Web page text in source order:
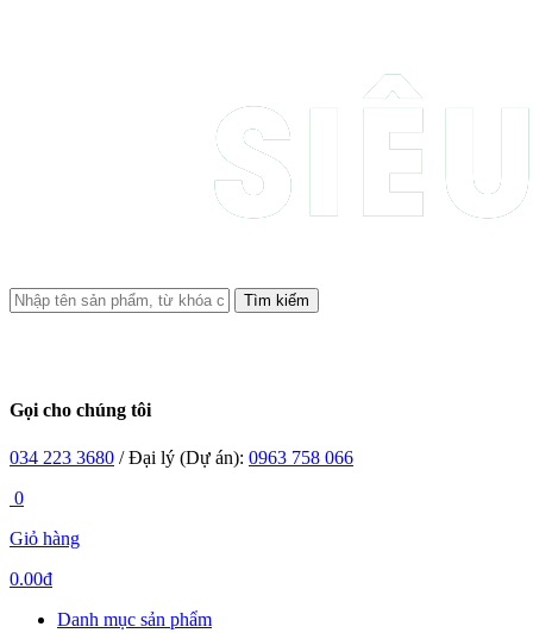
Tìm kiếm
Gọi cho chúng tôi
034 223 3680 / Đại lý (Dự án): 0963 758 066
0
Giỏ hàng
0.00đ
Danh mục sản phẩm